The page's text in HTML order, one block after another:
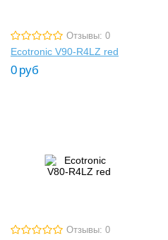
Отзывы: 0
Ecotronic V90-R4LZ red
0 руб
Отзывы: 0